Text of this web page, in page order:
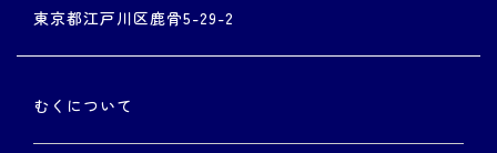
東京都江戸川区鹿骨5-29-2
むくについて